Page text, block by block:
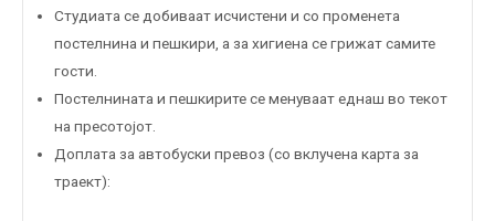
Студиата се добиваат исчистени и со променета
постелнина и пешкири, а за хигиена се грижат самите
гости.
Постелнината и пешкирите се менуваат еднаш во текот
на пресотојот.
Доплата за автобуски превоз (со вклучена карта за
траект):